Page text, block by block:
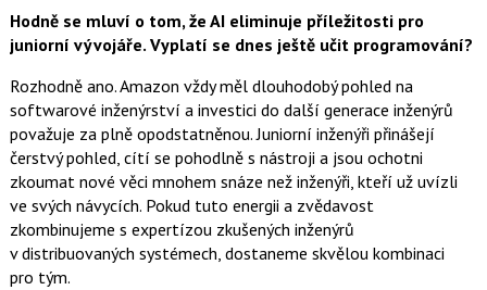
Hodně se mluví o tom, že AI eliminuje příležitosti pro
juniorní vývojáře. Vyplatí se dnes ještě učit programování?
Rozhodně ano. Amazon vždy měl dlouhodobý pohled na
softwarové inženýrství a investici do další generace inženýrů
považuje za plně opodstatněnou. Juniorní inženýři přinášejí
čerstvý pohled, cítí se pohodlně s nástroji a jsou ochotni
zkoumat nové věci mnohem snáze než inženýři, kteří už uvízli
ve svých návycích. Pokud tuto energii a zvědavost
zkombinujeme s expertízou zkušených inženýrů
v distribuovaných systémech, dostaneme skvělou kombinaci
pro tým.